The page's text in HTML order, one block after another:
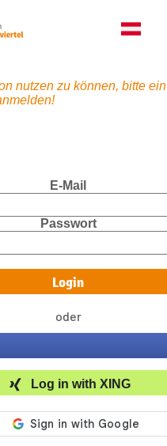
nutzen zu können, bitte ein
E-Mail
Passwort
oder
Log in with XING